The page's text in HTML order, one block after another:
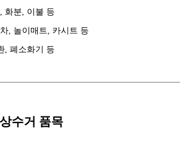
화분, 이불 등
, 놀이매트, 카시트 등
, 폐소화기 등
수거 품목